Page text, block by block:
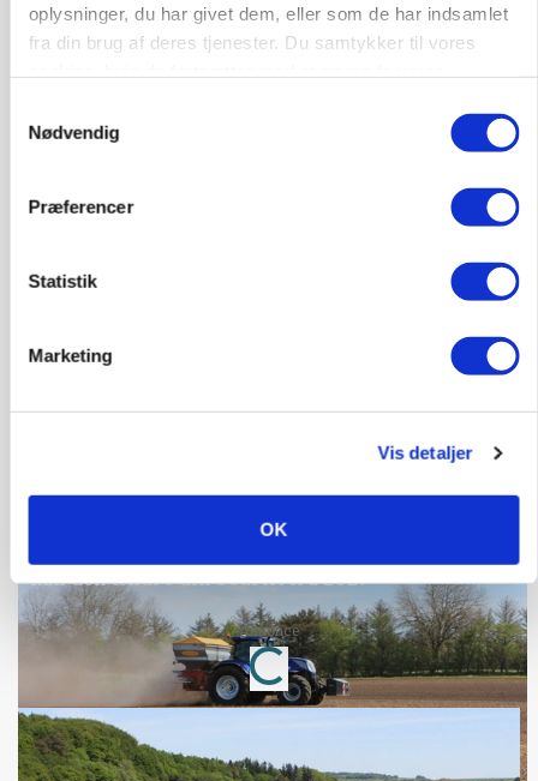
oplysninger, du har givet dem, eller som de har indsamlet
fra din brug af deres tjenester. Du samtykker til vores
Nødvendig
Præferencer
Statistik
Marketing
Vis detaljer
OK
Annonce
POLITIK
kan den ændre din bedrift fra 2027
Annonce
Loading...